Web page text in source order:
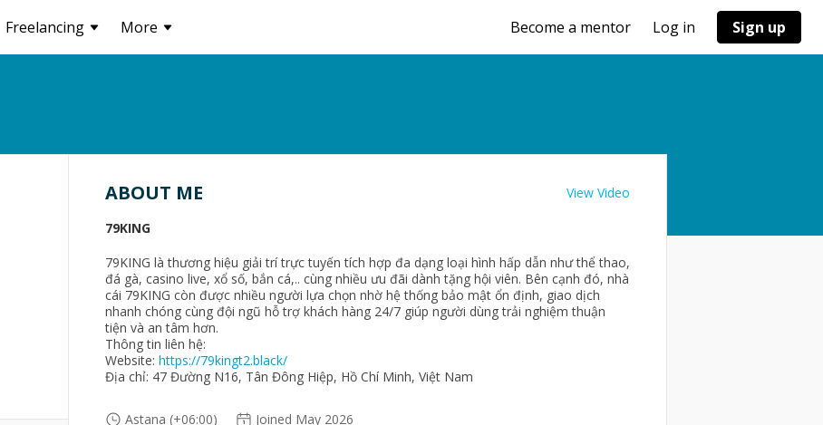
Freelancing More Become a mentor Log in Sign up
View Video
ABOUT ME
79KING
79KING là thương hiệu giải trí trực tuyến tích hợp đa dạng loại hình hấp dẫn như thể thao,
đá gà, casino live, xổ số, bắn cá,.. cùng nhiều ưu đãi dành tặng hội viên. Bên cạnh đó, nhà
cái 79KING còn được nhiều người lựa chọn nhờ hệ thống bảo mật ổn định, giao dịch
nhanh chóng cùng đội ngũ hỗ trợ khách hàng 24/7 giúp người dùng trải nghiệm thuận
tiện và an tâm hơn.
Thông tin liên hệ:
Website: https://79kingt2.black/
Địa chỉ: 47 Đường N16, Tân Đông Hiệp, Hồ Chí Minh, Việt Nam
Astana (+06:00) Joined May 2026